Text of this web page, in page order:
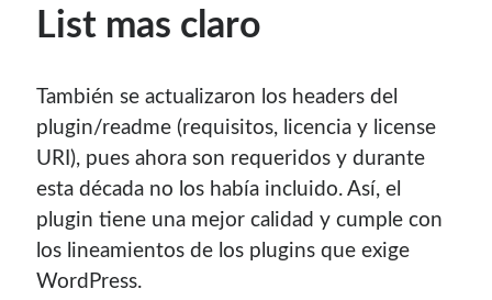
Blogroll Geek
Codigeek0
El Blog de Luis0
Picando Código0
List mas claro
También se actualizaron los headers del
plugin/readme (requisitos, licencia y license
URI), pues ahora son requeridos y durante
esta década no los había incluido. Así, el
plugin tiene una mejor calidad y cumple con
los lineamientos de los plugins que exige
WordPress.